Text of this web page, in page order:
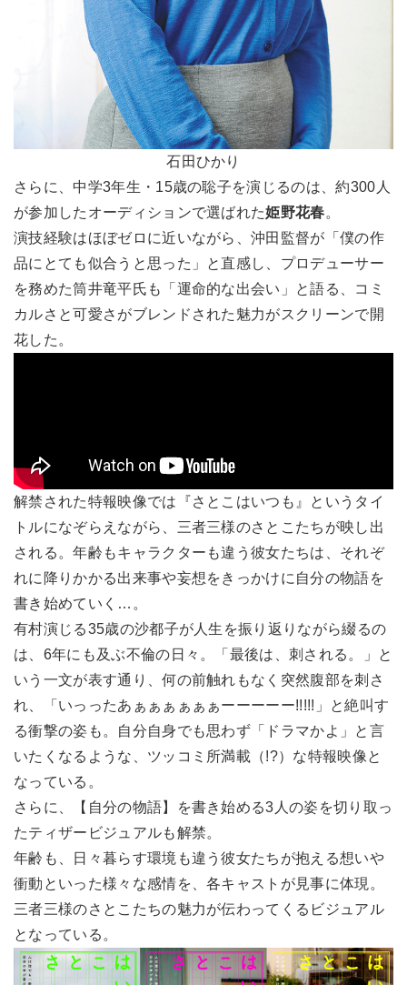
石田ひかり
さらに、中学3年生・15歳の聡子を演じるのは、約300人
が参加したオーディションで選ばれた姫野花春。
演技経験はほぼゼロに近いながら、沖田監督が「僕の作
品にとても似合うと思った」と直感し、プロデューサー
を務めた筒井竜平氏も「運命的な出会い」と語る、コミ
カルさと可愛さがブレンドされた魅力がスクリーンで開
花した。
解禁された特報映像では『さとこはいつも』というタイ
トルになぞらえながら、三者三様のさとこたちが映し出
される。年齢もキャラクターも違う彼女たちは、それぞ
れに降りかかる出来事や妄想をきっかけに自分の物語を
書き始めていく…。
有村演じる35歳の沙都子が人生を振り返りながら綴るの
は、6年にも及ぶ不倫の日々。「最後は、刺される。」と
いう一文が表す通り、何の前触れもなく突然腹部を刺さ
れ、「いっったあぁぁぁぁぁぁーーーーー!!!!!」と絶叫す
る衝撃の姿も。自分自身でも思わず「ドラマかよ」と言
いたくなるような、ツッコミ所満載（!?）な特報映像と
なっている。
さらに、【自分の物語】を書き始める3人の姿を切り取っ
たティザービジュアルも解禁。
年齢も、日々暮らす環境も違う彼女たちが抱える想いや
衝動といった様々な感情を、各キャストが見事に体現。
三者三様のさとこたちの魅力が伝わってくるビジュアル
となっている。